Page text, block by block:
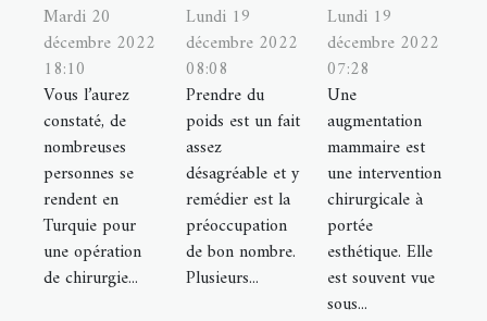
Mardi 20
décembre 2022
18:10
Vous l’aurez
constaté, de
nombreuses
personnes se
rendent en
Turquie pour
une opération
de chirurgie...
Lundi 19
décembre 2022
08:08
Prendre du
poids est un fait
assez
désagréable et y
remédier est la
préoccupation
de bon nombre.
Plusieurs...
Lundi 19
décembre 2022
07:28
Une
augmentation
mammaire est
une intervention
chirurgicale à
portée
esthétique. Elle
est souvent vue
sous...